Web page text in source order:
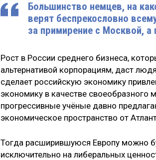
Большинство немцев, на
верят беспрекословно
за примирение с Москвой, а
Рост в России среднего бизнеса,
альтернативой корпорациям, даст
сделает российскую экономику
экономику в качестве своеобразного
прогрессивные учёные давно
экономическое пространство от
Тогда расширившуюся Европу можно
исключительно на либеральных